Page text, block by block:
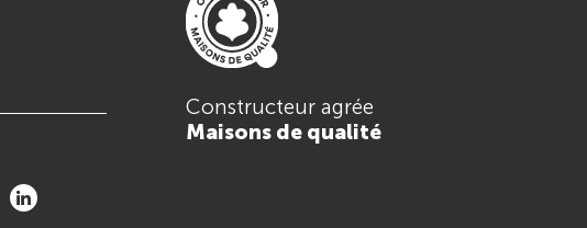
Constructeur agrée
Maisons de qualité